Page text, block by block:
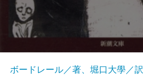
ボードレール／著、堀口大學／訳